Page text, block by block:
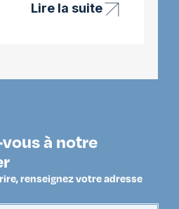
Lire la suite
Projet
le
à notre
renseignez votre adresse